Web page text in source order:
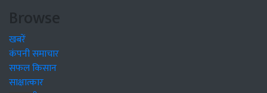
Browse
खबरें
कंपनी समाचार
सफल किसान
साक्षात्कार